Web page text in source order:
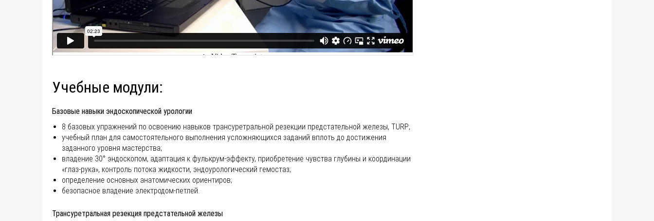
Учебные модули:
Базовые навыки эндоскопической урологии
8 базовых упражнений по освоению навыков трансуретральной резекции предстательной железы, TURP;
учебный план для самостоятельного выполнения усложняющихся заданий вплоть до достижения
заданного уровня мастерства;
владение 30° эндоскопом, адаптация к фулькрум-эффекту, приобретение чувства глубины и координации
«глаз-рука», контроль потока жидкости, эндоурологический гемостаз;
определение основных анатомических ориентиров;
безопасное владение электродом-петлей.
Трансуретральная резекция предстательной железы